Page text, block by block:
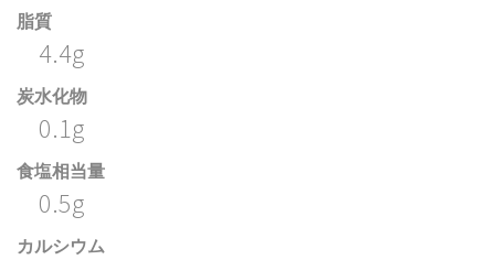
脂質
4.4g
炭水化物
0.1g
食塩相当量
0.5g
カルシウム